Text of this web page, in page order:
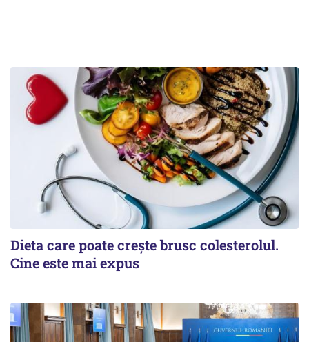
Dieta care poate crește brusc colesterolul.
Cine este mai expus